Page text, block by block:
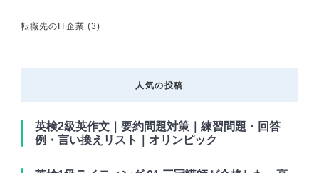
転職先のIT企業 (3)
人気の投稿
英検2級英作文｜要約問題対策｜練習問題・回答
例・言い換えリスト｜オリンピック